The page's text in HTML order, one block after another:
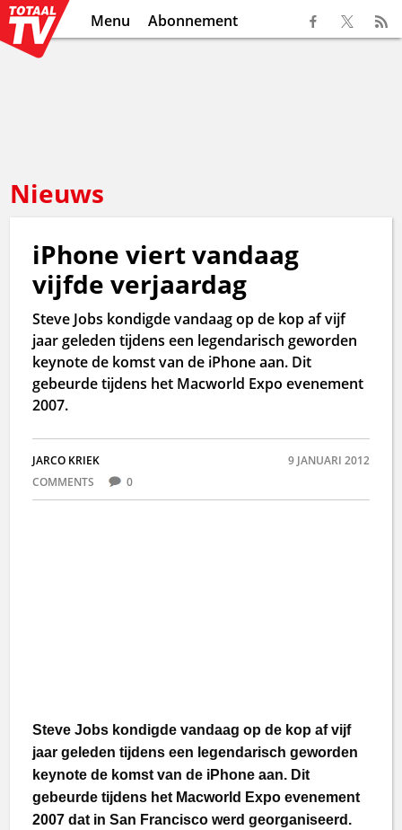
Menu Abonnement
Nieuws
iPhone viert vandaag
vijfde verjaardag
Steve Jobs kondigde vandaag op de kop af vijf
jaar geleden tijdens een legendarisch geworden
keynote de komst van de iPhone aan. Dit
gebeurde tijdens het Macworld Expo evenement
2007.
JARCO KRIEK
9 JANUARI 2012
COMMENTS
0
Steve Jobs kondigde vandaag op de kop af vijf
jaar geledentijdens een legendarisch geworden
keynote de komst van de iPhone aan. Dit
gebeurde tijdens het Macworld Expo evenement
2007 dat in San Francisco werd georganiseerd.